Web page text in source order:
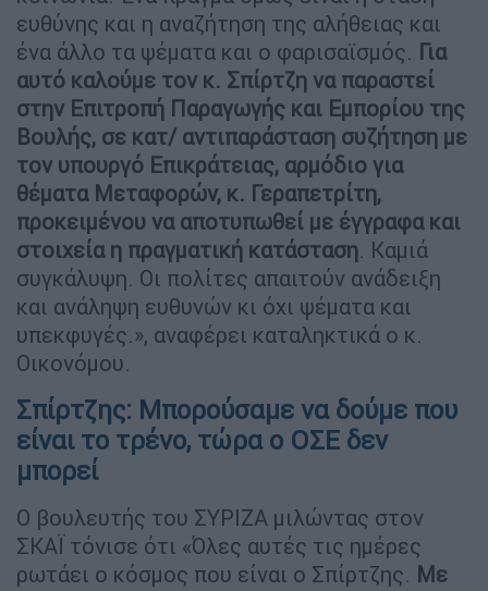
ευθύνης και η αναζήτηση της αλήθειας και
ένα άλλο τα ψέματα και ο φαρισαϊσμός. Για
αυτό καλούμε τον κ. Σπίρτζη να παραστεί
στην Επιτροπή Παραγωγής και Εμπορίου της
Βουλής, σε κατ/ αντιπαράσταση συζήτηση με
τον υπουργό Επικράτειας, αρμόδιο για
θέματα Μεταφορών, κ. Γεραπετρίτη,
προκειμένου να αποτυπωθεί με έγγραφα και
στοιχεία η πραγματική κατάσταση. Καμιά
συγκάλυψη. Οι πολίτες απαιτούν ανάδειξη
και ανάληψη ευθυνών κι όχι ψέματα και
υπεκφυγές.», αναφέρει καταληκτικά ο κ.
Οικονόμου.
Σπίρτζης: Μπορούσαμε να δούμε που
είναι το τρένο, τώρα ο ΟΣΕ δεν
μπορεί
Ο βουλευτής του ΣΥΡΙΖΑ μιλώντας στον
ΣΚΑΪ τόνισε ότι «Όλες αυτές τις ημέρες
ρωτάει ο κόσμος που είναι ο Σπίρτζης. Με